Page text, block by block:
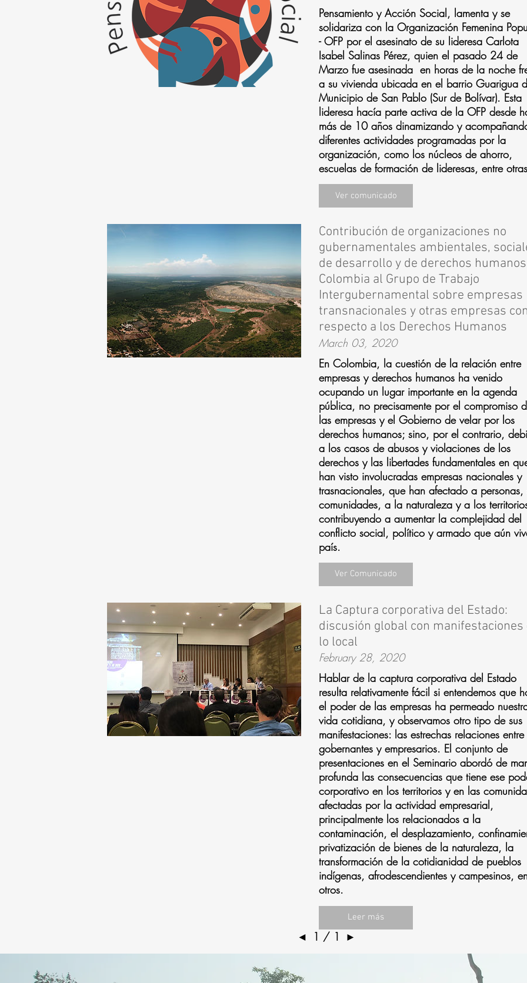
Pensamiento y Acción Social, lamenta y se
solidariza con la Organización Femenina
- OFP por el asesinato de su lideresa Carlota
Isabel Salinas Pérez, quien el pasado 24 de
Marzo fue asesinada en horas de la noche
a su vivienda ubicada en el barrio Guarigua
Municipio de San Pablo (Sur de Bolívar). Esta
lideresa hacía parte activa de la OFP desde
más de 10 años dinamizando y
diferentes actividades programadas por la
organización, como los núcleos de ahorro,
escuelas de formación de lideresas, entre
Ver comunicado
Contribución de organizaciones no
gubernamentales ambientales,
de desarrollo y de derechos
Colombia al Grupo de Trabajo
Intergubernamental sobre empresas
transnacionales y otras empresas con
respecto a los Derechos Humanos
March 03, 2020
En Colombia, la cuestión de la relación entre
empresas y derechos humanos ha venido
ocupando un lugar importante en la agenda
pública, no precisamente por el compromiso
las empresas y el Gobierno de velar por los
derechos humanos; sino, por el contrario,
a los casos de abusos y violaciones de los
derechos y las libertades fundamentales en
han visto involucradas empresas nacionales y
trasnacionales, que han afectado a personas,
comunidades, a la naturaleza y a los
contribuyendo a aumentar la complejidad del
conflicto social, político y armado que aún
país.
Ver Comunicado
La Captura corporativa del Estado:
discusión global con manifestaciones
lo local
February 28, 2020
Hablar de la captura corporativa del Estado
resulta relativamente fácil si entendemos que
el poder de las empresas ha permeado
vida cotidiana, y observamos otro tipo de sus
manifestaciones: las estrechas relaciones entre
gobernantes y empresarios. El conjunto de
presentaciones en el Seminario abordó de
profunda las consecuencias que tiene ese
corporativo en los territorios y en las
afectadas por la actividad empresarial,
principalmente los relacionados a la
contaminación, el desplazamiento,
privatización de bienes de la naturaleza, la
transformación de la cotidianidad de pueblos
indígenas, afrodescendientes y campesinos,
otros.
Leer más
◄ 1 / 1 ►